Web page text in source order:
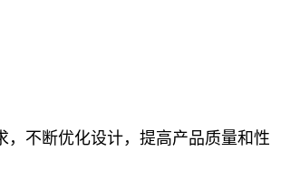
不断优化设计，提高产品质量和性